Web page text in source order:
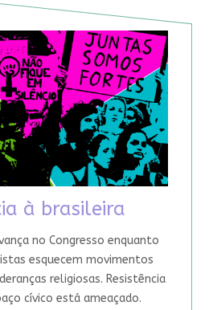
à brasileira
no Congresso enquanto
esquecem movimentos
religiosas. Resistência
cívico está ameaçado.